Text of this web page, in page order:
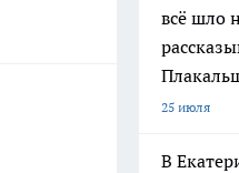
всё шло
25 июля
В